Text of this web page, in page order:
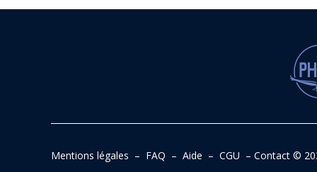
Mentions légales – FAQ – Aide – CGU – Contact©